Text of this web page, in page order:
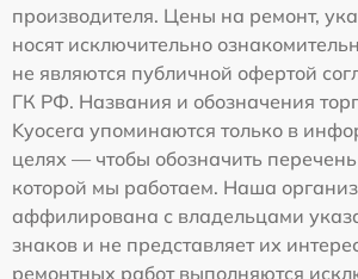
производителя. Цены на ремонт,
носят исключительно
не являются публичной офертой
ГК РФ. Названия и обозначения
Kyocera упоминаются только в
целях — чтобы обозначить
которой мы работаем. Наша
аффилирована с владельцами
знаков и не представляет их
ремонтных работ выполняются